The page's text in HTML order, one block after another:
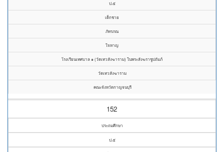
ป.๕
เด็กชาย
ภัทรภณ
ใจหาญ
โรงเรียนเทศบาล ๑ (วัดเทวสังฆาราม) ในพระสังฆราชูปถัมภ์
วัดเทวสังฆาราม
คณะจังหวัดกาญจนบุรี
152
ประถมศึกษา
ป.๕